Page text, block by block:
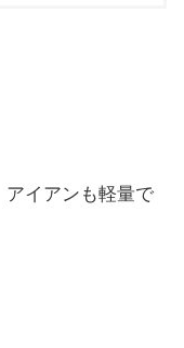
アイアンも軽量で